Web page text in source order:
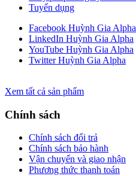
Tuyển dụng
Facebook Huỳnh Gia Alpha
LinkedIn Huỳnh Gia Alpha
YouTube Huỳnh Gia Alpha
Twitter Huỳnh Gia Alpha
Xem tất cả sản phẩm
Chính sách
Chính sách đổi trả
Chính sách bảo hành
Vận chuyển và giao nhận
Phương thức thanh toán